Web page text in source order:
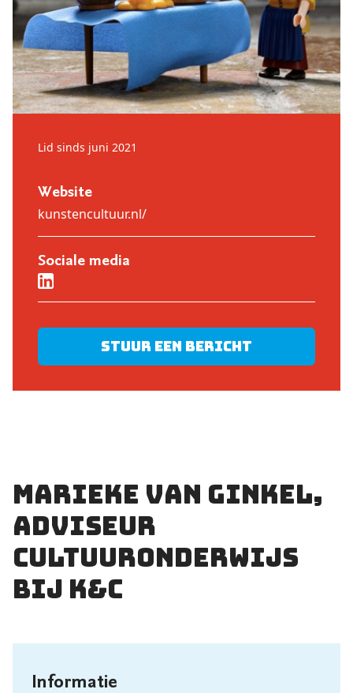
Lid sinds juni 2021
Website
kunstencultuur.nl/
Sociale media
Stuur een bericht
Marieke van Ginkel,
Adviseur
Cultuuronderwijs
bij K&C
Informatie